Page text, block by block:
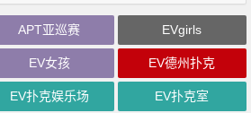
APT亚巡赛 EVgirls
EV女孩 EV德州扑克
EV扑克娱乐场 EV扑克室